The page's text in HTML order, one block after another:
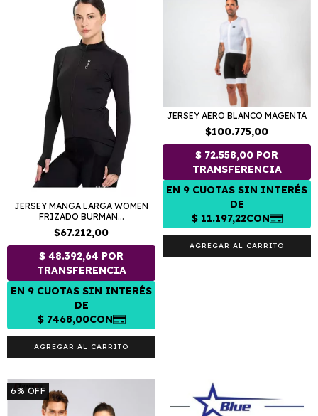
JERSEY MANGA LARGA WOMEN
FRIZADO BURMAN...
$67.212,00
AGREGAR AL CARRITO
JERSEY AERO BLANCO MAGENTA
$100.775,00
AGREGAR AL CARRITO
6% OFF